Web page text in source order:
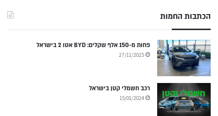
הכתבות החמות
פחות מ-150 אלף שקלים: BYD אטו 2 בישראל
27/11/2025
רכב חשמלי קטן בישראל
15/01/2024